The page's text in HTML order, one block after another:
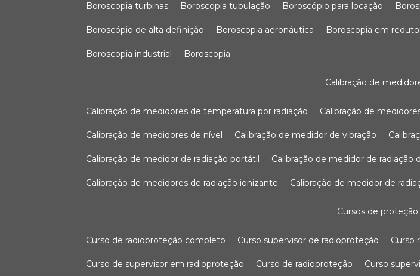
boroscopia turbinas boroscopia tubulação boroscópio para locação
boroscópio de alta definição boroscopia aeronáutica boroscopia em
boroscopia industrial boroscopia
calibração de
calibração de medidores de temperatura por radiação calibração de
calibração de medidores de nível calibração de medidor de vibração
calibração de medidor de radiação portátil calibração de medidor de radiação
calibração de medidores de radiação ionizante calibração de medidor de
cursos de
curso de radioproteção completo curso supervisor de radioproteção
curso de supervisor em radioproteção curso de radioproteção curso